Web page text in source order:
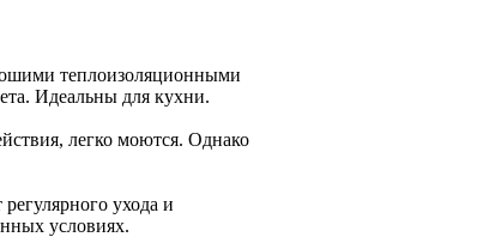
теплоизоляционными
Идеальны для кухни.
легко моются. Однако
ухода и
условиях.